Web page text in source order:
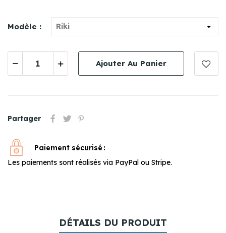
Modèle :
Ajouter Au Panier
Partager
Paiement sécurisé
Les paiements sont réalisés via PayPal ou Stripe.
DÉTAILS DU PRODUIT